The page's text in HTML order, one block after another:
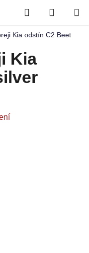
Hledat
KOŠÍK
Kia odstín C2 Beet
Kia